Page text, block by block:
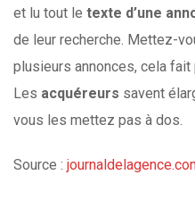
et lu tout le texte d’une
de leur recherche. Mettez-
plusieurs annonces, cela
Les acquéreurs savent
vous les mettez pas à dos.
Source :